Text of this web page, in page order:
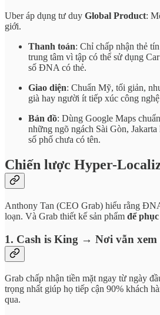
Uber áp dụng tư duy Global Product:
giới.
Thanh toán: Chỉ chấp nhận thẻ
trung tâm vì tập có thể sử dụng
số ĐNA có thẻ.
Giao diện: Chuẩn Mỹ, tối giản,
già hay người ít tiếp xúc công
Bản đồ: Dùng Google Maps
những ngõ ngách Sài Gòn,
số phố chưa có tên.
Chiến lược Hyper-
Anthony Tan (CEO Grab) hiểu rằng
loạn. Và Grab thiết kế sản phẩm để
1. Cash is King → Nơi vẫn xem
Grab chấp nhận tiền mặt ngay từ ngày
trọng nhất giúp họ tiếp cận 90% khách
qua.